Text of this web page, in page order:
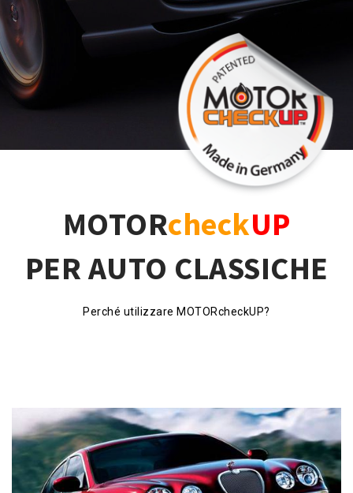
MOTORcheckUP
PER AUTO CLASSICHE
Perché utilizzare MOTORcheckUP?